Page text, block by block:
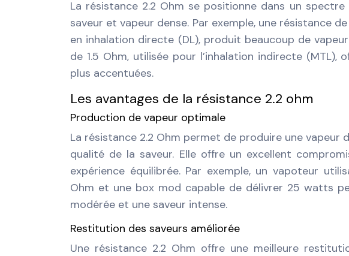
La résistance 2.2 Ohm se positionne dans un
saveur et vapeur dense. Par exemple, une résistance
en inhalation directe (DL), produit beaucoup de
de 1.5 Ohm, utilisée pour l’inhalation indirecte
plus accentuées.
Les avantages de la résistance 2.2 ohm
Production de vapeur optimale
La résistance 2.2 Ohm permet de produire une
qualité de la saveur. Elle offre un excellent
expérience équilibrée. Par exemple, un vapoteur
Ohm et une box mod capable de délivrer 25 watts
modérée et une saveur intense.
Restitution des saveurs améliorée
Une résistance 2.2 Ohm offre une meilleure